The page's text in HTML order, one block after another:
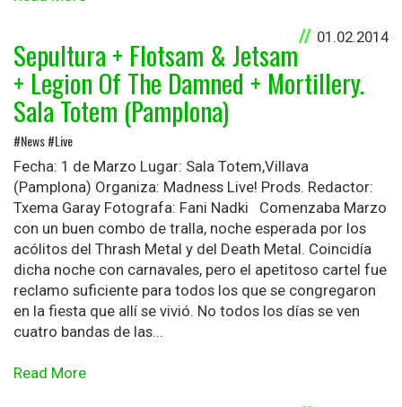
01.02.2014
Sepultura + Flotsam & Jetsam
+ Legion Of The Damned + Mortillery.
Sala Totem (Pamplona)
#News #Live
Fecha: 1 de Marzo Lugar: Sala Totem,Villava
(Pamplona) Organiza: Madness Live! Prods. Redactor:
Txema Garay Fotografa: Fani Nadki Comenzaba Marzo
con un buen combo de tralla, noche esperada por los
acólitos del Thrash Metal y del Death Metal. Coincidía
dicha noche con carnavales, pero el apetitoso cartel fue
reclamo suficiente para todos los que se congregaron
en la fiesta que allí se vivió. No todos los días se ven
cuatro bandas de las...
Read More